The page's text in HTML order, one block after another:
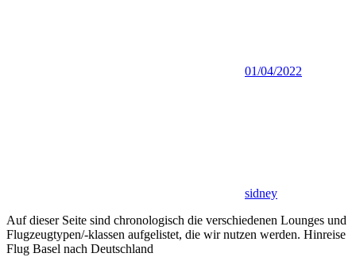
01/04/2022
sidney
Auf dieser Seite sind chronologisch die verschiedenen Lounges und
Flugzeugtypen/-klassen aufgelistet, die wir nutzen werden. Hinreise
Flug Basel nach Deutschland